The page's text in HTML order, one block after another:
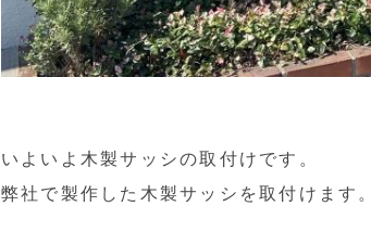
いよいよ木製サッシの取付けです。
弊社で製作した木製サッシを取付けます。